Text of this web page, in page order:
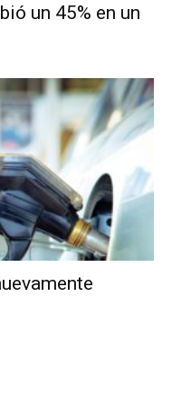
un 45% en un